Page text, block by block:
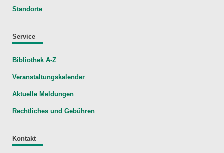
Standorte
Service
Bibliothek A-Z
Veranstaltungskalender
Aktuelle Meldungen
Rechtliches und Gebühren
Kontakt